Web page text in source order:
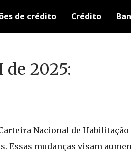
de crédito Crédito
2025:
Nacional de
mudanças visam